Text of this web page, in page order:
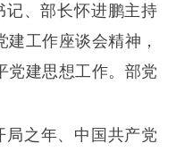
、部长怀进鹏主持
工作座谈会精神，
党建思想工作。部党
之年、中国共产党